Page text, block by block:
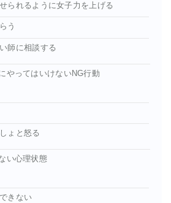
られるように女子力を上げる
う
師に相談する
やってはいけないNG行動
ょと怒る
い心理状態
きない